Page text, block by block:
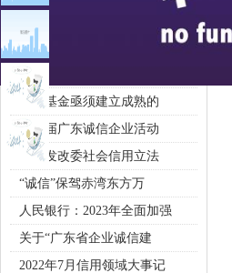
重大突发公共卫生事件一
2020广东省守合同重信用企
私募基金亟须建立成熟的
第五届广东诚信企业活动
国家发改委社会信用立法
“诚信”保驾赤湾东方万
人民银行：2023年全面加强
关于“广东省企业诚信建
2022年7月信用领域大事记